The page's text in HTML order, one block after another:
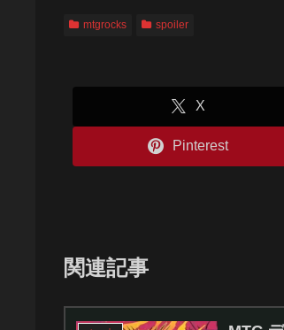
mtgrocks spoiler
X
Pinterest
関連記事